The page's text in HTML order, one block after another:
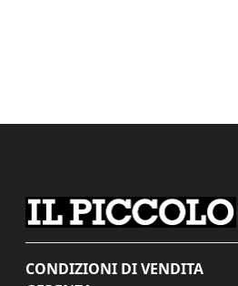
CONDIZIONI DI VENDITA